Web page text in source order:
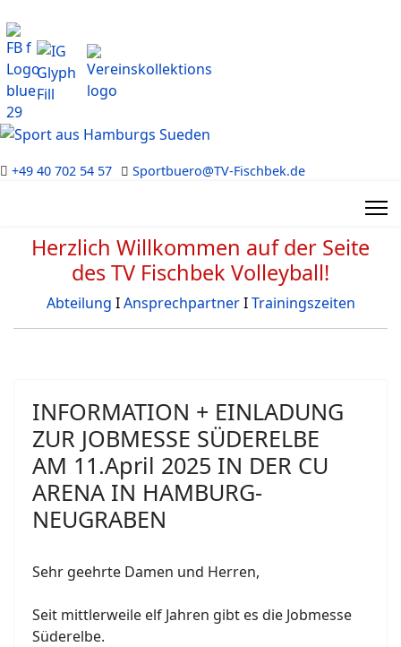
+49 40 702 54 57 Sportbuero@TV-Fischbek.de
Herzlich Willkommen auf der Seite
des TV Fischbek Volleyball!
Abteilung ΙAnsprechpartnerΙTrainingszeiten
INFORMATION + EINLADUNG
ZUR JOBMESSE SÜDERELBE
AM 11.April 2025 IN DER CU
ARENA IN HAMBURG-
NEUGRABEN
Sehr geehrte Damen und Herren,
Seit mittlerweile elf Jahren gibt es die Jobmesse
Süderelbe.